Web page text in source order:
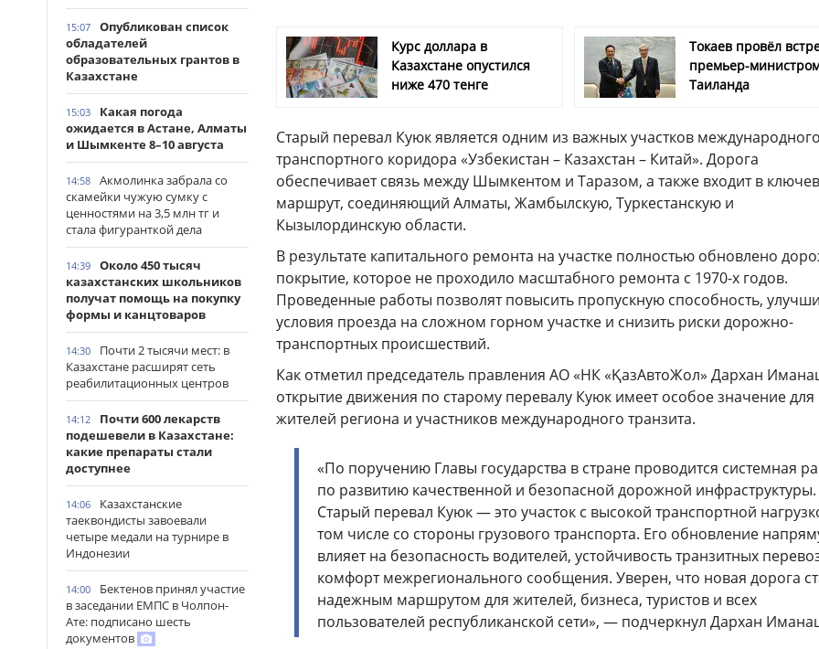
15:07
Опубликован список
обладателей
образовательных грантов в
Казахстане
15:03
Какая погода
ожидается в Астане, Алматы
и Шымкенте 8–10 августа
14:58
Акмолинка забрала со
скамейки чужую сумку с
ценностями на 3,5 млн тг и
стала фигуранткой дела
14:39
Около 450 тысяч
казахстанских школьников
получат помощь на покупку
формы и канцтоваров
14:30
Почти 2 тысячи мест: в
Казахстане расширят сеть
реабилитационных центров
14:12
Почти 600 лекарств
подешевели в Казахстане:
какие препараты стали
доступнее
14:06
Казахстанские
таеквондисты завоевали
четыре медали на турнире в
Индонезии
14:00
Бектенов принял участие
в заседании ЕМПС в Чолпон-
Ате: подписано шесть
документов
Курс доллара в
Казахстане опустился
ниже 470 тенге
Токаев провёл
премьер-
Таиланда
Старый перевал Куюк является одним из важных участков международного
транспортного коридора «Узбекистан – Казахстан – Китай». Дорога
обеспечивает связь между Шымкентом и Таразом, а также входит в
маршрут, соединяющий Алматы, Жамбылскую, Туркестанскую и
Кызылординскую области.
В результате капитального ремонта на участке полностью обновлено
покрытие, которое не проходило масштабного ремонта с 1970-х годов.
Проведенные работы позволят повысить пропускную способность,
условия проезда на сложном горном участке и снизить риски дорожно-
транспортных происшествий.
Как отметил председатель правления АО «НК «ҚазАвтоЖол» Дархан
открытие движения по старому перевалу Куюк имеет особое значение для
жителей региона и участников международного транзита.
«По поручению Главы государства в стране проводится системная
по развитию качественной и безопасной дорожной инфраструктуры.
Старый перевал Куюк — это участок с высокой транспортной
том числе со стороны грузового транспорта. Его обновление
влияет на безопасность водителей, устойчивость транзитных
комфорт межрегионального сообщения. Уверен, что новая дорога
надежным маршрутом для жителей, бизнеса, туристов и всех
пользователей республиканской сети», — подчеркнул Дархан